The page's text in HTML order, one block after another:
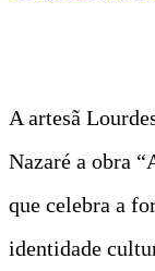
A artesã
Nazaré a obra
que celebra a
identidade